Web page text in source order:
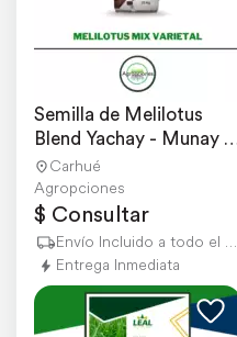
Semilla de Melilotus
Blend Yachay - Munay -
Semillero Peman
Carhué
Agropciones
$ Consultar
Envío Incluido a todo el país
Entrega Inmediata